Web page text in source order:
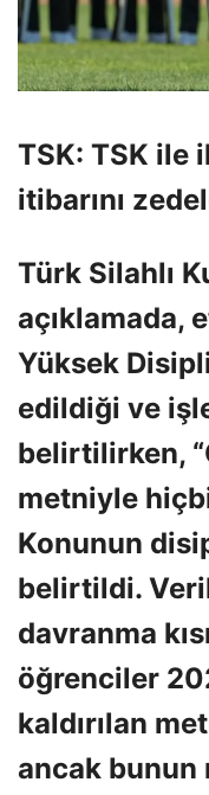
TSK: TSK ile
itibarını
Türk Silahlı
açıklamada,
Yüksek
edildiği ve
belirtilirken,
metniyle
Konunun
belirtildi.
davranma
öğrenciler
kaldırılan
ancak bunun